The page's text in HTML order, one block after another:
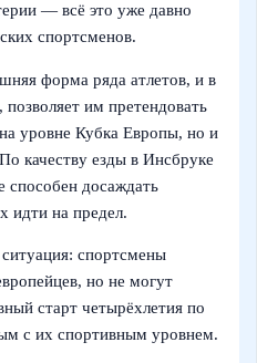
— всё это уже давно
спортсменов.
форма ряда атлетов, и в
им претендовать
уровне Кубка Европы, но и
качеству езды в Инсбруке
способен досаждать
идти на предел.
спортсмены
но не могут
старт четырёхлетия по
с их спортивным уровнем.